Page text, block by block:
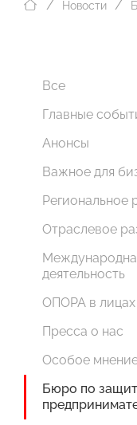
Новости
Все
Главные
Анонсы
Важное для
Региональное
Отраслевое
деятельность
ОПОРА в лицах
Пресса о нас
Особое
Бюро по